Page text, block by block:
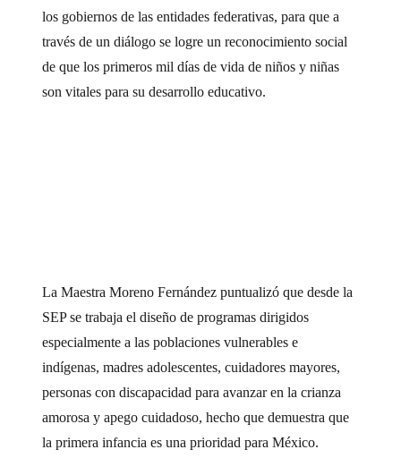
los gobiernos de las entidades federativas, para que a
través de un diálogo se logre un reconocimiento social
de que los primeros mil días de vida de niños y niñas
son vitales para su desarrollo educativo.
La Maestra Moreno Fernández puntualizó que desde la
SEP se trabaja el diseño de programas dirigidos
especialmente a las poblaciones vulnerables e
indígenas, madres adolescentes, cuidadores mayores,
personas con discapacidad para avanzar en la crianza
amorosa y apego cuidadoso, hecho que demuestra que
la primera infancia es una prioridad para México.